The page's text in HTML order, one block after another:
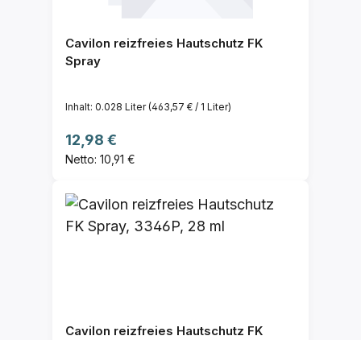
Cavilon reizfreies Hautschutz FK
Spray
Inhalt: 0.028 Liter(463,57 € / 1 Liter)
Regulärer Preis:
12,98 €
Netto: 10,91 €
Cavilon reizfreies Hautschutz FK